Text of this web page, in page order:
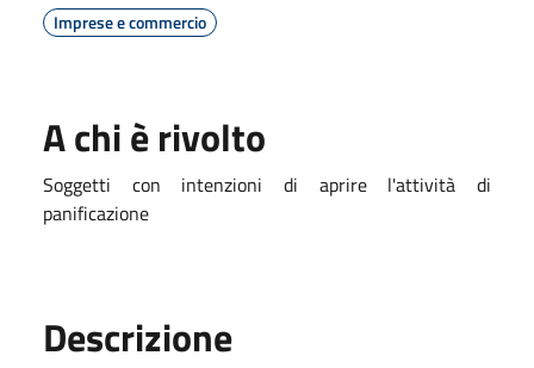
Imprese e commercio
A chi è rivolto
Soggetti con intenzioni di aprire l'attività di
panificazione
Descrizione